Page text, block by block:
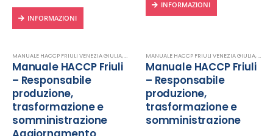
INFORMAZIONI
INFORMAZIONI
MANUALE HACCP FRIULI VENEZIA GIULIA,MANUALI DIGITALI ,MANUALI HACCP
Manuale HACCP Friuli
– Responsabile
produzione,
trasformazione e
somministrazione
MANUALE HACCP FRIULI VENEZIA GIULIA,
Manuale HACCP Friuli
– Responsabile
produzione,
trasformazione e
somministrazione